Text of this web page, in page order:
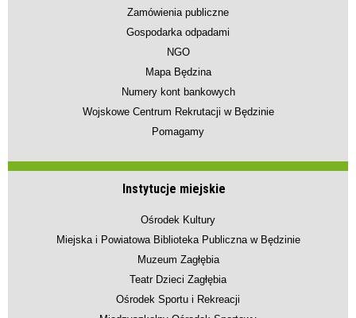
Zamówienia publiczne
Gospodarka odpadami
NGO
Mapa Będzina
Numery kont bankowych
Wojskowe Centrum Rekrutacji w Będzinie
Pomagamy
Instytucje miejskie
Ośrodek Kultury
Miejska i Powiatowa Biblioteka Publiczna w Będzinie
Muzeum Zagłębia
Teatr Dzieci Zagłębia
Ośrodek Sportu i Rekreacji